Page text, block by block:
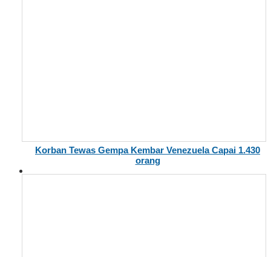
Korban Tewas Gempa Kembar Venezuela Capai 1.430
orang